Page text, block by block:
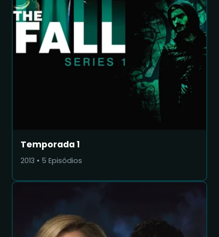
Temporada 1
2013 • 5 Episódios